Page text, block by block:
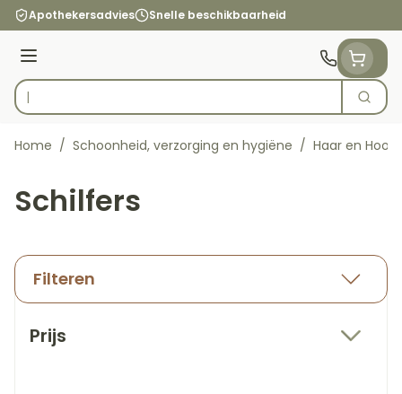
Ga naar de inhoud
Apothekersadvies Snelle beschikbaarheid
Menu
Product, merk, categorie...
Zoek
Home / Schoonheid, verzorging en hygiëne / Haar en Hoofd
Schilfers
Filteren
Prijs